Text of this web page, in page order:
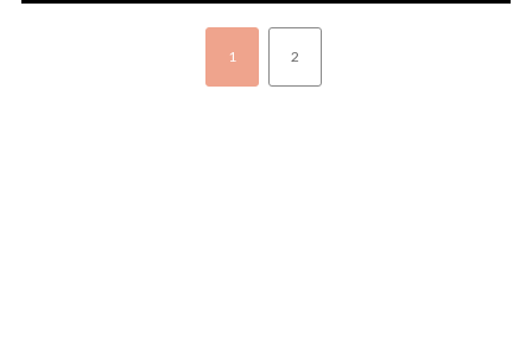
1 2